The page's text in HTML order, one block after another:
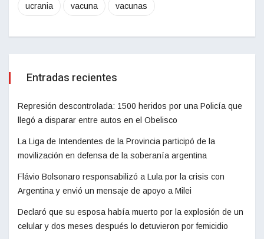
ucrania vacuna vacunas
Entradas recientes
Represión descontrolada: 1500 heridos por una Policía que
llegó a disparar entre autos en el Obelisco
La Liga de Intendentes de la Provincia participó de la
movilización en defensa de la soberanía argentina
Flávio Bolsonaro responsabilizó a Lula por la crisis con
Argentina y envió un mensaje de apoyo a Milei
Declaró que su esposa había muerto por la explosión de un
celular y dos meses después lo detuvieron por femicidio